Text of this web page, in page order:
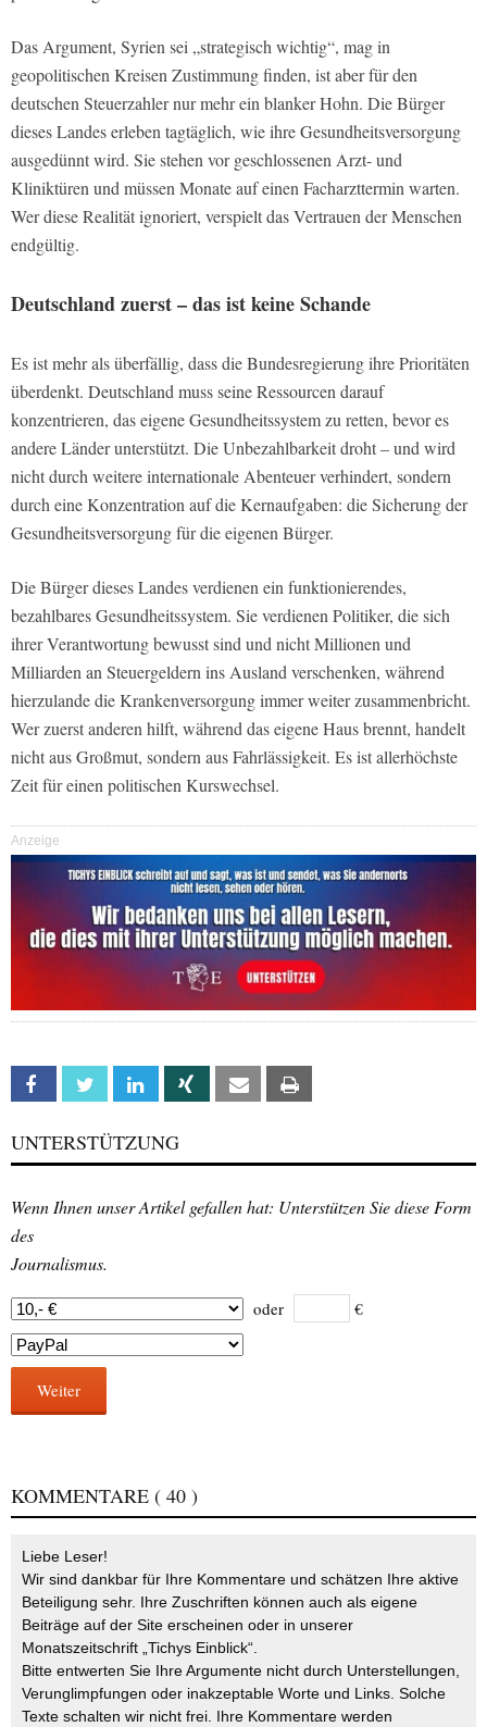
Das Argument, Syrien sei „strategisch wichtig“, mag in
geopolitischen Kreisen Zustimmung finden, ist aber für den
deutschen Steuerzahler nur mehr ein blanker Hohn. Die Bürger
dieses Landes erleben tagtäglich, wie ihre Gesundheitsversorgung
ausgedünnt wird. Sie stehen vor geschlossenen Arzt- und
Kliniktüren und müssen Monate auf einen Facharzttermin warten.
Wer diese Realität ignoriert, verspielt das Vertrauen der Menschen
endgültig.
Deutschland zuerst – das ist keine Schande
Es ist mehr als überfällig, dass die Bundesregierung ihre Prioritäten
überdenkt. Deutschland muss seine Ressourcen darauf
konzentrieren, das eigene Gesundheitssystem zu retten, bevor es
andere Länder unterstützt. Die Unbezahlbarkeit droht – und wird
nicht durch weitere internationale Abenteuer verhindert, sondern
durch eine Konzentration auf die Kernaufgaben: die Sicherung der
Gesundheitsversorgung für die eigenen Bürger.
Die Bürger dieses Landes verdienen ein funktionierendes,
bezahlbares Gesundheitssystem. Sie verdienen Politiker, die sich
ihrer Verantwortung bewusst sind und nicht Millionen und
Milliarden an Steuergeldern ins Ausland verschenken, während
hierzulande die Krankenversorgung immer weiter zusammenbricht.
Wer zuerst anderen hilft, während das eigene Haus brennt, handelt
nicht aus Großmut, sondern aus Fahrlässigkeit. Es ist allerhöchste
Zeit für einen politischen Kurswechsel.
Anzeige
Facebook Twitter Linkedin Xing Email
UNTERSTÜTZUNG
Wenn Ihnen unser Artikel gefallen hat: Unterstützen Sie diese Form
des
Journalismus.
oder €
Weiter
KOMMENTARE ( 40 )
Liebe Leser!
Wir sind dankbar für Ihre Kommentare und schätzen Ihre aktive
Beteiligung sehr. Ihre Zuschriften können auch als eigene
Beiträge auf der Site erscheinen oder in unserer
Monatszeitschrift „Tichys Einblick“.
Bitte entwerten Sie Ihre Argumente nicht durch Unterstellungen,
Verunglimpfungen oder inakzeptable Worte und Links. Solche
Texte schalten wir nicht frei. Ihre Kommentare werden